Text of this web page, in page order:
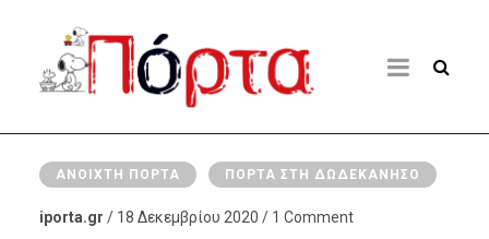
ΑΝΟΙΧΤΉ ΠΌΡΤΑ ΠΌΡΤΑ ΣΤΗ ΔΩΔΕΚΆΝΗΣΟ
iporta.gr / 18 Δεκεμβρίου 2020 / 1 Comment